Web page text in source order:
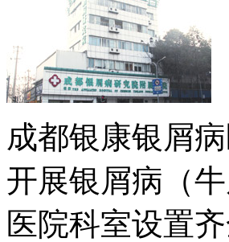
成都银康银屑
开展银屑病（
医院科室设置